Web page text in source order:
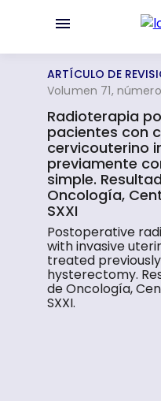
ARTÍCULO DE
Volumen 71,
Radioterapia
pacientes con
cervicouterino
previamente
simple.
Oncología,
SXXI
Postoperative
with invasive
treated
hysterectomy.
de Oncología,
SXXI.